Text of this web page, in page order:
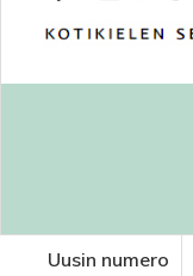
Uusin numero